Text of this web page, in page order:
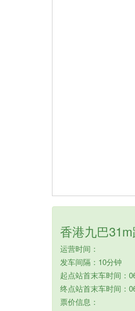
香港九巴
运营时间：
发车间隔：10分钟
起点站首末车时间：
终点站首末车时间：
票价信息：